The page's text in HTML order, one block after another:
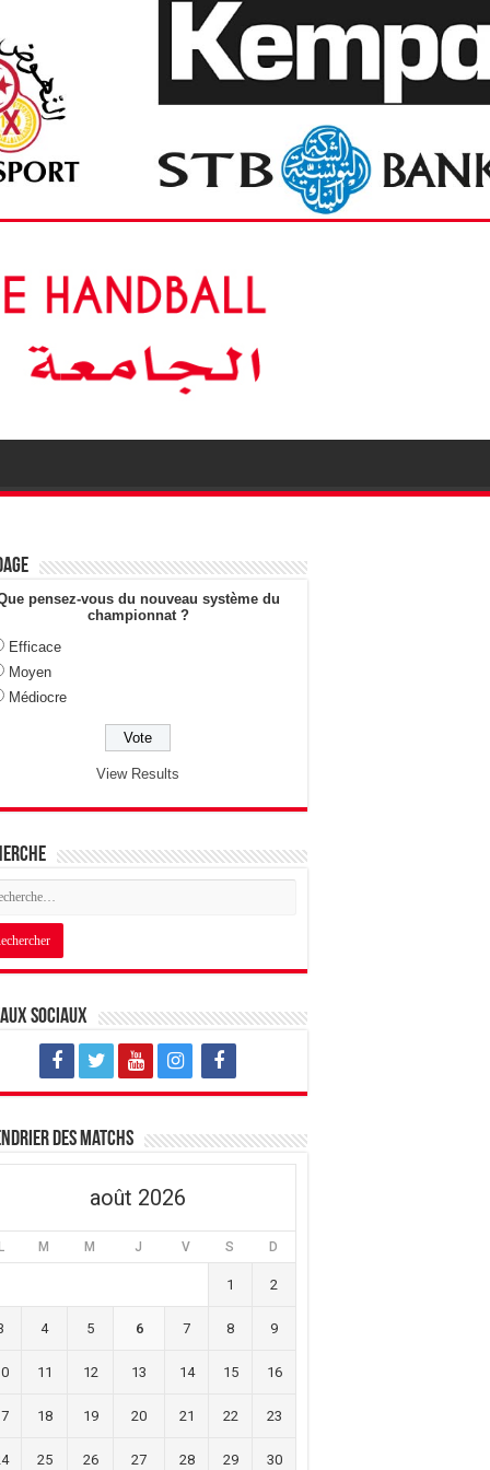
pensez-vous du nouveau système du
championnat ?
Efficace
Moyen
Médiocre
View Results
sociaux
des matchs
août 2026
M M J V S D
1 2
4 5 6 7 8 9
11 12 13 14 15 16
18 19 20 21 22 23
25 26 27 28 29 30